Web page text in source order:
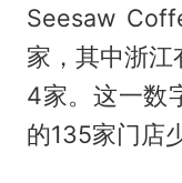
Seesaw
家，其中浙
4家。这一数
的135家门店